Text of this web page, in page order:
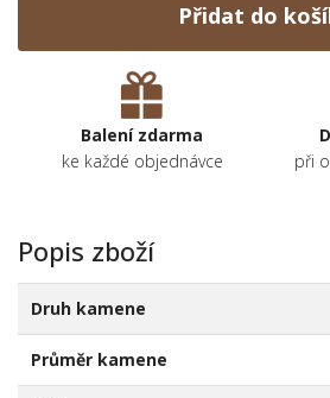
Přidat do
Balení zdarma
ke každé objednávce
při
Popis zboží
Druh kamene
Průměr kamene